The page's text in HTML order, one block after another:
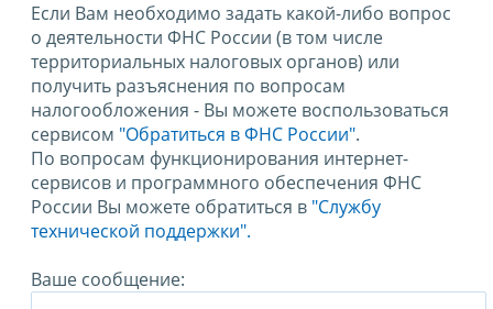
Если Вам необходимо задать какой-либо вопрос
о деятельности ФНС России (в том числе
территориальных налоговых органов) или
получить разъяснения по вопросам
налогообложения - Вы можете воспользоваться
сервисом "Обратиться в ФНС России".
По вопросам функционирования интернет-
сервисов и программного обеспечения ФНС
России Вы можете обратиться в "Службу
технической поддержки".
Ваше сообщение: